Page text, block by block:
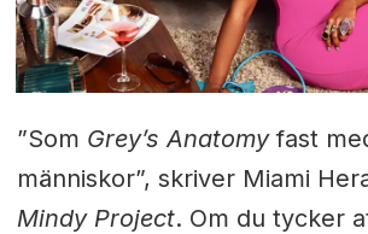
”Som Grey’s Anatomyfast
människor”, skriver Miami
Mindy Project. Om du tycker